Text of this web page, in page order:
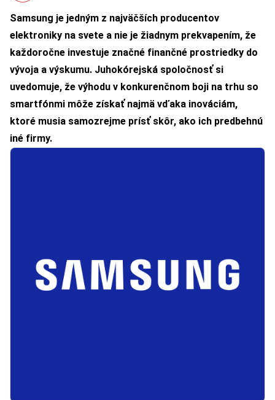
Samsung je jedným z najväčších producentov
elektroniky na svete a nie je žiadnym prekvapením, že
každoročne investuje značné finančné prostriedky do
vývoja a výskumu. Juhokórejská spoločnosť si
uvedomuje, že výhodu v konkurenčnom boji na trhu so
smartfónmi môže získať najmä vďaka inováciám,
ktoré musia samozrejme prísť skôr, ako ich predbehnú
iné firmy.